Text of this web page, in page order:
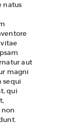
natus
aut
magni
sequi
qui